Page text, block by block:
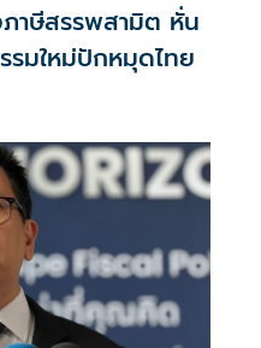
ภาษีสรรพสามิต หั่น
รมใหม่ปักหมุดไทย